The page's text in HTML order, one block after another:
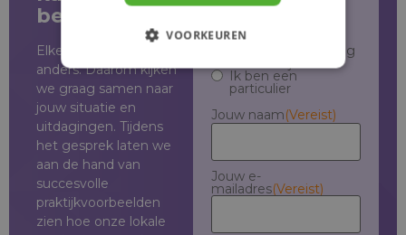
betekenen.
Elke supermarkt is
anders. Daarom kijken
we graag samen naar
jouw situatie en
uitdagingen. Tijdens
het gesprek laten we
aan de hand van
succesvolle
praktijkvoorbeelden
zien hoe onze lokale
keuze
Ik vertegenwoordig
Ik ben een
particulier
Jouw naam(Vereist)
Jouw e-
mailadres(Vereist)
VOORKEUREN